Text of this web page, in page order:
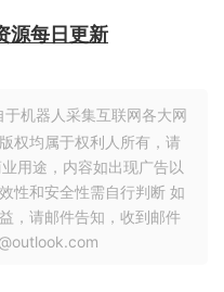
源每日更新
机器人采集互联网各大网
权均属于权利人所有，请
用途，内容如出现广告以
性和安全性需自行判断 如
，请邮件告知，收到邮件